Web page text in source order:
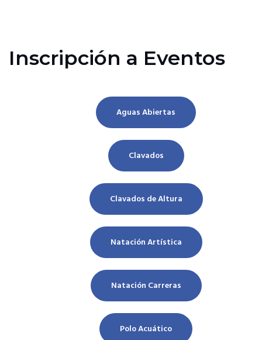
Inscripción a Eventos
Aguas Abiertas
Clavados
Clavados de Altura
Natación Artística
Natación Carreras
Polo Acuático